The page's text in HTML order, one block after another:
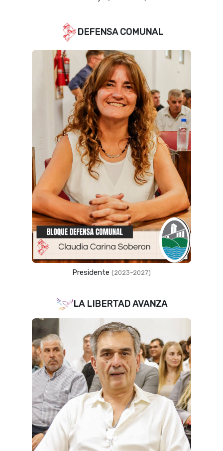
DEFENSA COMUNAL
Presidente (2023–2027)
LA LIBERTAD AVANZA